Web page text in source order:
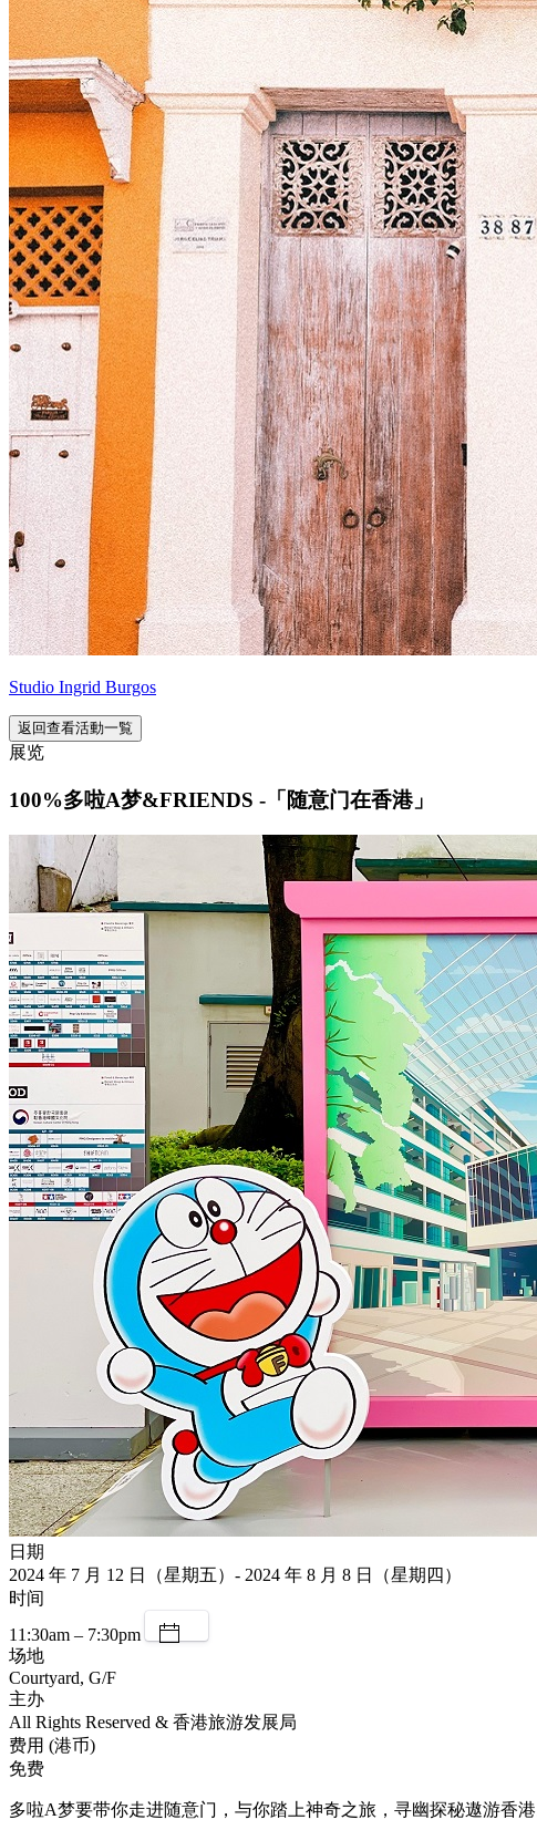
Studio Ingrid Burgos
返回查看活動一覧
展览
100%多啦A梦&FRIENDS -「随意门在香港」
日期
2024 年 7 月 12 日（星期五）- 2024 年 8 月 8 日（星期四）
时间
11:30am – 7:30pm
场地
Courtyard, G/F
主办
All Rights Reserved & 香港旅游发展局
费用 (港币)
免费
多啦A梦要带你走进随意门，与你踏上神奇之旅，寻幽探秘遨游香